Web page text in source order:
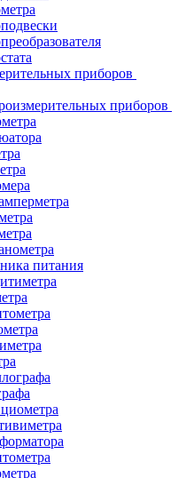
приборов
приборов
питания